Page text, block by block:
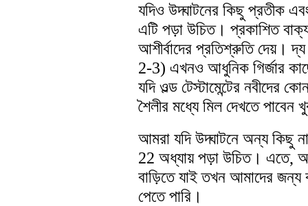
যদিও উদ্ঘাটনের কিছু প্রতীক
এটি পড়া উচিত। প্রকাশিত
আশীর্বাদের প্রতিশ্রুতি দেয়। দ্য
2-3) এখনও আধুনিক গির্জার
যদি ওল্ড টেস্টামেন্টের নবীদের
শৈলীর মধ্যে মিল দেখতে পাবেন
আমরা যদি উদ্ঘাটনে অন্য কিছু
22 অধ্যায় পড়া উচিত। এতে,
বাড়িতে যাই তখন আমাদের
পেতে পারি।